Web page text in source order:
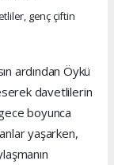
genç çiftin
ardından Öykü
davetlilerin
boyunca
yaşarken,